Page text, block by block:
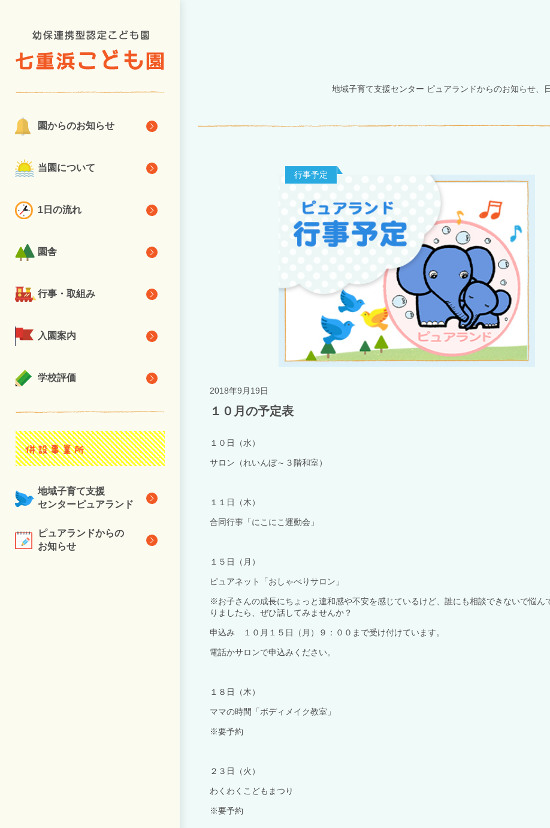
園からのお知らせ
当園について
1日の流れ
園舎
行事・取組み
入園案内
学校評価
地域子育て支援
センターピュアランド
ピュアランドからの
お知らせ
地域子育て支援センター ピュアランドからのお知らせ、
行事予定
2018年9月19日
１０月の予定表
１０日（水）
サロン（れいんぼ～３階和室）
１１日（木）
合同行事「にこにこ運動会」
１５日（月）
ピュアネット「おしゃべりサロン」
※お子さんの成長にちょっと違和感や不安を感じているけど、誰にも相談できないで悩ん
りましたら、ぜひ話してみませんか？
申込み １０月１５日（月）９：００まで受け付けています。
電話かサロンで申込みください。
１８日（木）
ママの時間「ボディメイク教室」
※要予約
２３日（火）
わくわくこどもまつり
※要予約